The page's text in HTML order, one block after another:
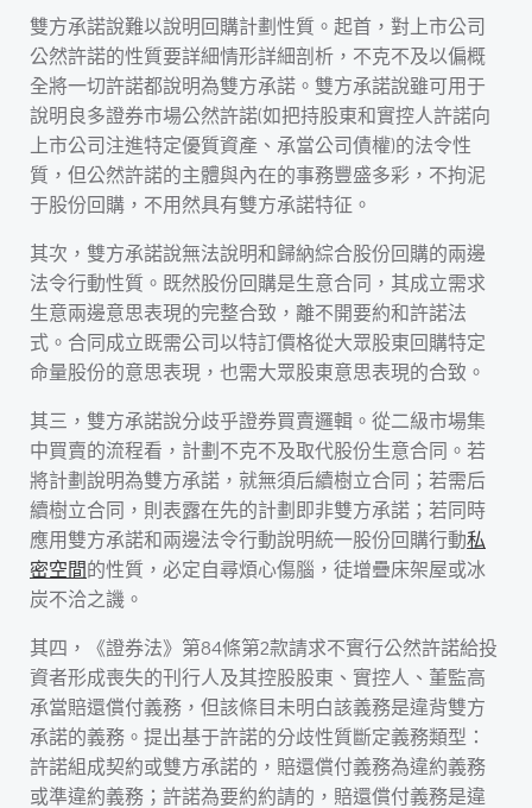
雙方承諾說難以說明回購計劃性質。起首，對上市公司
公然許諾的性質要詳細情形詳細剖析，不克不及以偏概
全將一切許諾都說明為雙方承諾。雙方承諾說雖可用于
說明良多證券市場公然許諾(如把持股東和實控人許諾向
上市公司注進特定優質資產、承當公司債權)的法令性
質，但公然許諾的主體與內在的事務豐盛多彩，不拘泥
于股份回購，不用然具有雙方承諾特征。
其次，雙方承諾說無法說明和歸納綜合股份回購的兩邊
法令行動性質。既然股份回購是生意合同，其成立需求
生意兩邊意思表現的完整合致，離不開要約和許諾法
式。合同成立既需公司以特訂價格從大眾股東回購特定
命量股份的意思表現，也需大眾股東意思表現的合致。
其三，雙方承諾說分歧乎證券買賣邏輯。從二級市場集
中買賣的流程看，計劃不克不及取代股份生意合同。若
將計劃說明為雙方承諾，就無須后續樹立合同；若需后
續樹立合同，則表露在先的計劃即非雙方承諾；若同時
應用雙方承諾和兩邊法令行動說明統一股份回購行動私
密空間的性質，必定自尋煩心傷腦，徒增疊床架屋或冰
炭不洽之譏。
其四，《證券法》第84條第2款請求不實行公然許諾給投
資者形成喪失的刊行人及其控股股東、實控人、董監高
承當賠還償付義務，但該條目未明白該義務是違背雙方
承諾的義務。提出基于許諾的分歧性質斷定義務類型：
許諾組成契約或雙方承諾的，賠還償付義務為違約義務
或準違約義務；許諾為要約約請的，賠還償付義務是違